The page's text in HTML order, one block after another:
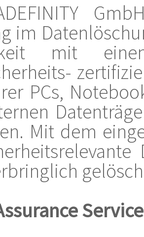
im
mit
PCs,
Mit dem